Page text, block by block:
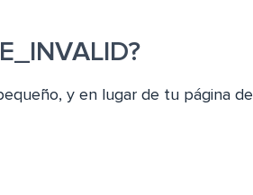
y en lugar de tu página de